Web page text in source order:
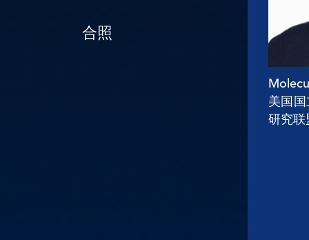
合照
美国
研究联